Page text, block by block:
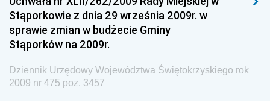
Narodowego i Sportu
Dziennik Urzędowy Ministra Rodziny i Polityki
Społecznej
Dziennik Urzędowy Komendy Głównej Straży
Granicznej
Stąporkowie z dnia 29 września 2009r. w
sprawie zmian w budżecie Gminy
Stąporków na 2009r.
Dziennik Urzędowy Województwa Świętokrzyskiego rok
2009 nr 475 poz. 3457